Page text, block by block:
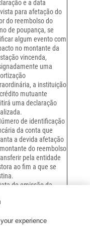
e a data
para afetação do
do reembolso do
de poupança, se
algum evento com
no montante da
vincenda,
uma
a instituição
mutuante
uma declaração
de identificação
da conta que
a devida afetação
do reembolso
pela entidade
ao fim a que se
de emissão da
experience